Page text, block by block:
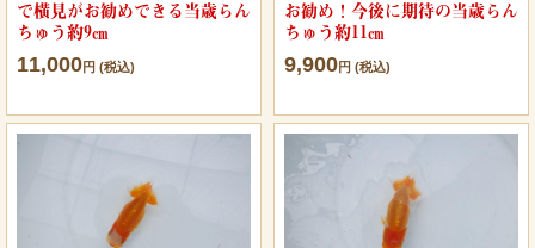
で横見がお勧めできる当歳らん
ちゅう約9㎝
11,000円 (税込)
お勧め！今後に期待の当歳らん
ちゅう約11㎝
9,900円 (税込)